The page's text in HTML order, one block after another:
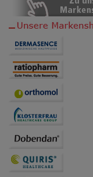
übertragen